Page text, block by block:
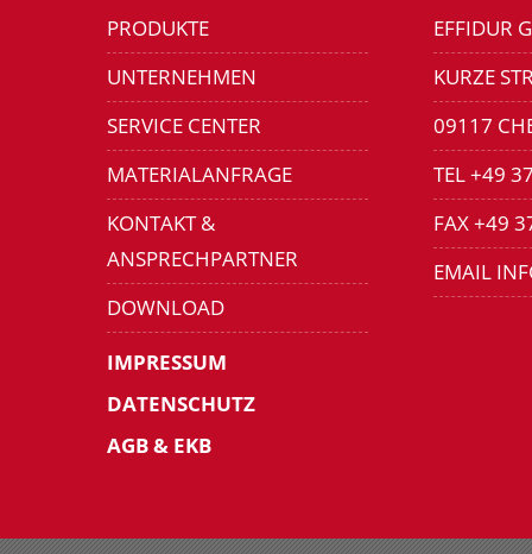
PRODUKTE
UNTERNEHMEN
SERVICE CENTER
MATERIALANFRAGE
KONTAKT &
ANSPRECHPARTNER
DOWNLOAD
IMPRESSUM
DATENSCHUTZ
AGB & EKB
EFFIDUR
KURZE
09117
TEL +49
FAX +49
EMAIL